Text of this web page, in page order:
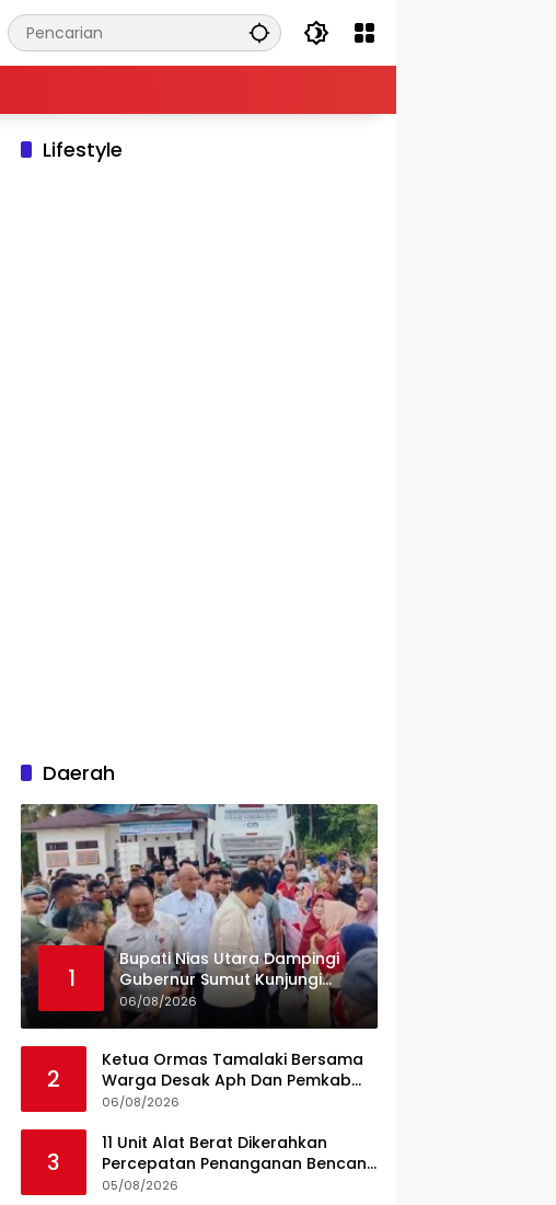
Lifestyle
Daerah
1
Bupati Nias Utara Dampingi
Gubernur Sumut Kunjungi
UPTD Puskesmas Lahewa
06/08/2026
2
Ketua Ormas Tamalaki Bersama
Warga Desak Aph Dan Pemkab
Konsel Tangkap Pelaku Angkut
PT KAP Melintas Jalan Umum
06/08/2026
3
11 Unit Alat Berat Dikerahkan
Percepatan Penanganan Bencana
di Kelurahan Sipange Kecamatan
05/08/2026